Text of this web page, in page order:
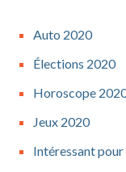
Auto 2020
Élections 2020
Horoscope
Jeux 2020
Intéressant